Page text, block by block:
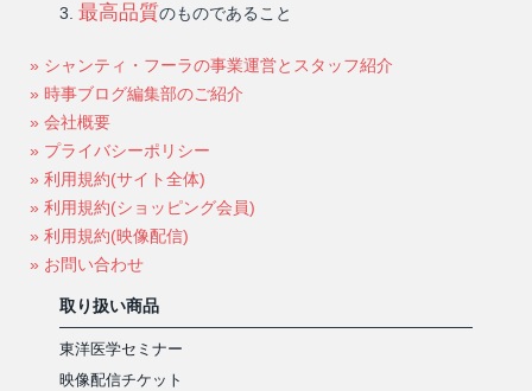
最高品質のものであること
» シャンティ・フーラの事業運営とスタッフ紹介
» 時事ブログ編集部のご紹介
» 会社概要
» プライバシーポリシー
» 利用規約(サイト全体)
» 利用規約(ショッピング会員)
» 利用規約(映像配信)
» お問い合わせ
取り扱い商品
東洋医学セミナー
映像配信チケット